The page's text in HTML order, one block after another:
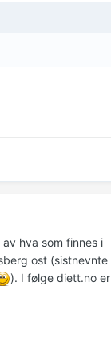
hva som finnes i
ost (sistnevnte
). I følge diett.no er